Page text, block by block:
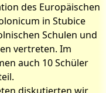
des Europäischen
in Stubice
Schulen und
vertreten. Im
auch 10 Schüler
Europa